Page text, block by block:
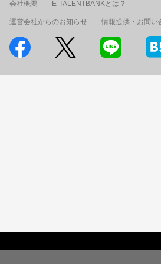
会社概要 E-TALENTBANKとは？
運営会社からのお知らせ 情報提供・お問い